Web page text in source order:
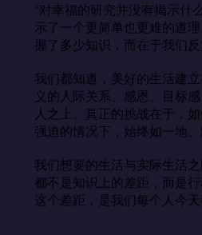
“对幸福的研究并没有揭示什
示了一个更简单也更难的道
握了多少知识，而在于我们反
我们都知道，美好的生活建
义的人际关系、感恩、目标
人之上。真正的挑战在于，
强迫的情况下，始终如一地、
我们想要的生活与实际生活
都不是知识上的差距，而是
这个差距，是我们每个人今